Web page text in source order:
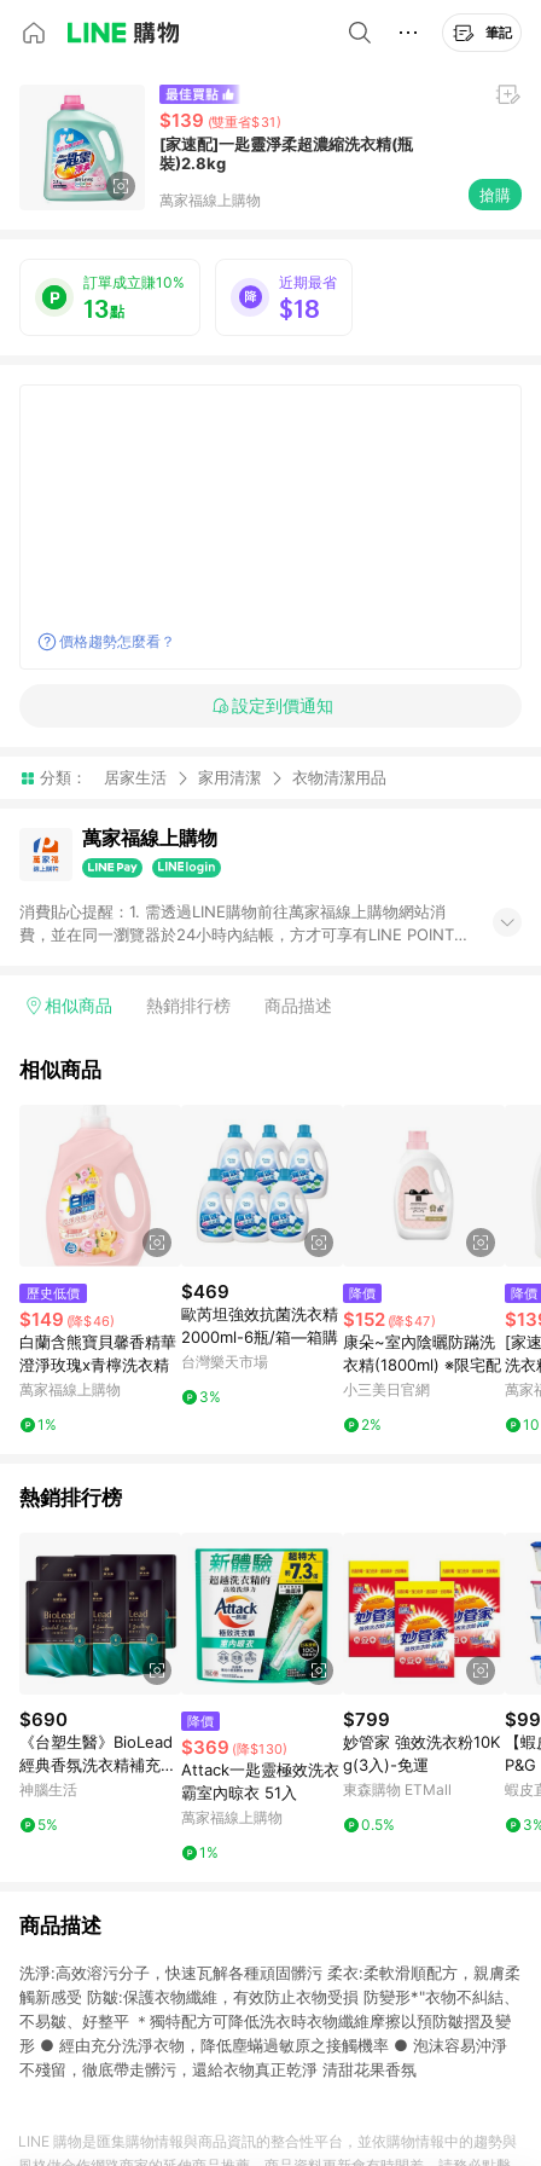
筆記
$139 (雙重省$31)
[家速配]一匙靈淨柔超濃縮洗衣精(瓶
裝)2.8kg
萬家福線上購物 搶購
訂單成立賺10%
13點
近期最省
$18
價格趨勢怎麼看？
設定到價通知
分類： 居家生活 家用清潔 衣物清潔用品
萬家福線上購物
消費貼心提醒：1. 需透過LINE購物前往萬家福線上購物網站消
費，並在同一瀏覽器於24小時內結帳，方才可享有LINE POINTS
4. 不具回饋資格種類商品：電子禮券。 5. 回饋點數計算將排除訂
錄，相關問題請於保留時間內聯絡客服中心，並由康達盛通生活
提供簡單、快速、輕鬆的購物流程及體驗，將不定期推出精選、
話題性或期間限定商品來滿足您的喜好。
相似商品 熱銷排行榜 商品描述
相似商品
歷史低價
$149 (降$46)
白蘭含熊寶貝馨香精華
澄淨玫瑰x青檸洗衣精
萬家福線上購物
1%
$469
歐芮坦強效抗菌洗衣精
2000ml-6瓶/箱—箱購
台灣樂天市場
3%
降價
$152 (降$47)
康朵~室內陰曬防蹣洗
衣精(1800ml) ※限宅配
小三美日官網
2%
降價
[家
洗
萬家
熱銷排行榜
$690
《台塑生醫》BioLead
經典香氛洗衣精補充包
璀璨時光1.8kg(6包入)
神腦生活
5%
降價
$369 (降$130)
Attack一匙靈極效洗衣
霸室內晾衣 51入
萬家福線上購物
1%
$799
妙管家 強效洗衣粉10K
g(3入)-免運
東森購物 ETMall
0.5%
$99
【
Bold
蝦皮
商品描述
洗淨:高效溶污分子，快速瓦解各種頑固髒污 柔衣:柔軟滑順配方，親膚柔
觸新感受 防皺:保護衣物纖維，有效防止衣物受損 防變形*"衣物不糾結、
不易皺、好整平 ＊獨特配方可降低洗衣時衣物纖維摩擦以預防皺摺及變
形 ● 經由充分洗淨衣物，降低塵蟎過敏原之接觸機率 ● 泡沫容易沖淨
不殘留，徹底帶走髒污，還給衣物真正乾淨 清甜花果香氛
LINE 購物是匯集購物情報與商品資訊的整合性平台，並依購物情報中的趨勢與